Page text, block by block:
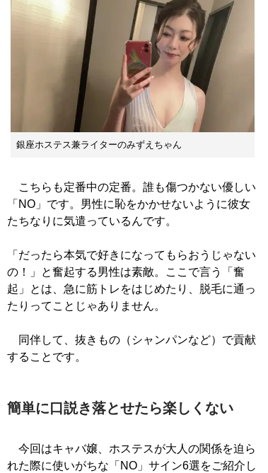
銀座ホステス兼ライターのみずえちゃん
こちらも定番中の定番。誰も傷つかない優しい
「NO」です。男性に恥をかかせないように彼女
たちなりに気遣っているんです。
「だったら本気で好きになってもらおうじゃない
の！」と奮起する男性は素敵。ここで言う「奮
起」とは、急に筋トレをはじめたり、脱毛に通っ
たりってことじゃありません。
同伴して、抜きもの（シャンパンなど）で貢献
することです。
簡単に口説き落とせたら楽しくない
今回はキャバ嬢、ホステスが大人の関係を迫ら
れた際に使いがちな「NO」サイン6選をご紹介し